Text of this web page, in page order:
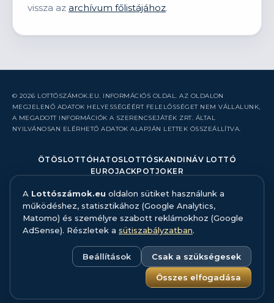
vissza az archívum főlistájához.
© 2026 LOTTÓSZÁMOK.EU. INFORMÁCIÓS OLDAL. AZ OLDALON
MEGJELENŐ ADATOK HELYESSÉGÉÉRT FELELŐSSÉGET NEM VÁLLALUNK,
A MEGADOTT INFORMÁCIÓK A SZERENCSEJÁTÉK ZRT. ÁLTAL
NYILVÁNOSAN ELÉRHETŐ ADATOK ALAPJÁN LETTEK ÖSSZEÁLLÍTVA.
ÖTÖSLOTTÓHATOSLOTTÓ SKANDINÁV LOTTÓ
EUROJACKPOTJOKER
RÓLUNK
KAPCSOLAT
HIBABEJELENTÉS
ADATFORRÁS ÉS MÓDSZERTAN
ADATKEZELÉS
SÜTISZABÁLYZAT
A Lottószámok.eu oldalon sütiket használunk a
működéshez, statisztikához (Google Analytics,
Matomo) és személyre szabott reklámokhoz (Google
AdSense). Részletek a sütiszabályzatban.
Beállítások Csak a szükségesek
Összes elfogadása